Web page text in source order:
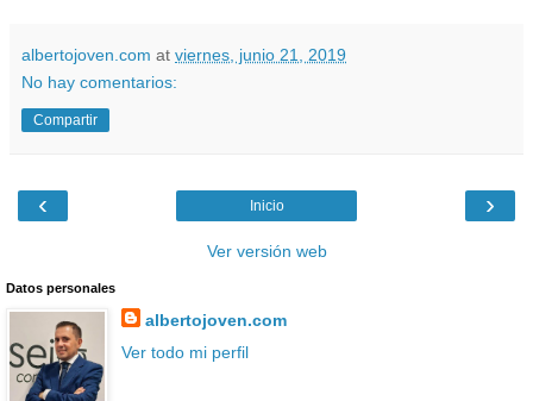
albertojoven.com at viernes, junio 21, 2019
No hay comentarios:
Compartir
‹ ›
Inicio
Ver versión web
Datos personales
albertojoven.com
Ver todo mi perfil